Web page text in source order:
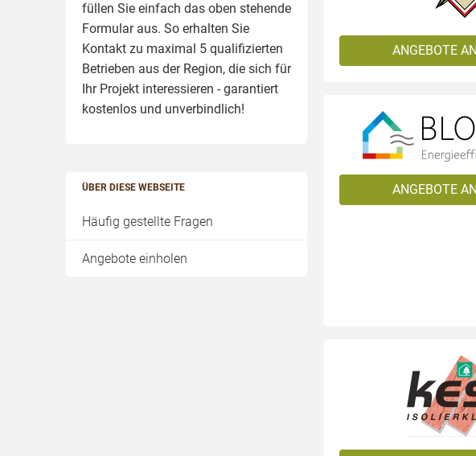
füllen Sie einfach das oben stehende
Formular aus. So erhalten Sie
Kontakt zu maximal 5 qualifizierten
Betrieben aus der Region, die sich für
Ihr Projekt interessieren - garantiert
kostenlos und unverbindlich!
ÜBER DIESE WEBSEITE
Häufig gestellte Fragen
Angebote einholen
ANGEBOTE
ANGEBOTE